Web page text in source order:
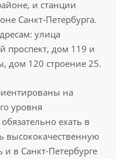
и станции
Санкт-Петербурга.
улица
проспект, дом 119 и
дом 120 строение 25.
на
уровня
ехать в
высококачественную
и в Санкт-Петербурге